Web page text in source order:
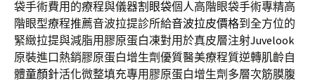
袋手術費用的療程與儀器割眼袋個人高階眼袋手術專精高
階眼型療程推薦音波拉提診所給音波拉皮價格到全方位的
緊緻拉提與減脂用膠原蛋白凍對用於真皮層注射Juvelook
原裝進口熱銷膠原蛋白增生劑優質醫美療程質逆轉肌齡自
體童顏針活化微整填充專用膠原蛋白增生劑多層次筋膜腹